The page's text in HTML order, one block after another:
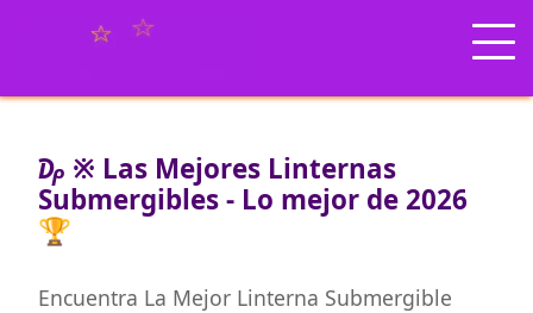
₯ ※ Las Mejores Linternas
Submergibles - Lo mejor de 2026
🏆
Encuentra La Mejor Linterna Submergible